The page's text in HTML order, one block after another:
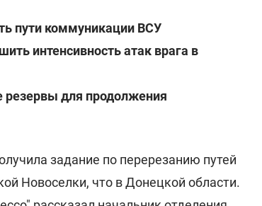
пути коммуникации ВСУ
интенсивность атак врага в
резервы для продолжения
задание по перерезанию путей
Новоселки, что в Донецкой области.